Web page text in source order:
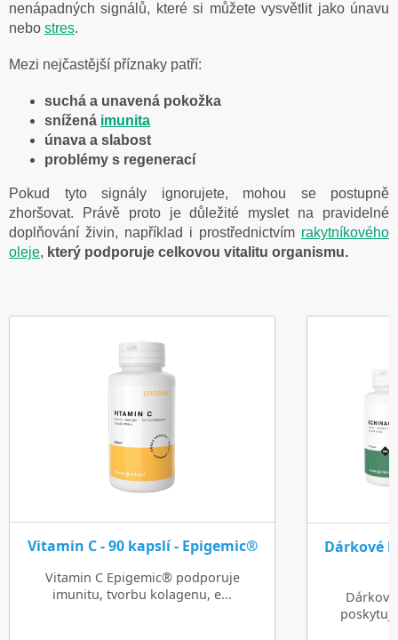
nenápadných signálů, které si můžete vysvětlit jako únavu
nebo stres.
Mezi nejčastější příznaky patří:
suchá a unavená pokožka
snížená imunita
únava a slabost
problémy s regenerací
Pokud tyto signály ignorujete, mohou se postupně
zhoršovat. Právě proto je důležité myslet na pravidelné
doplňování živin, například i prostřednictvím rakytníkového
oleje, který podporuje celkovou vitalitu organismu.